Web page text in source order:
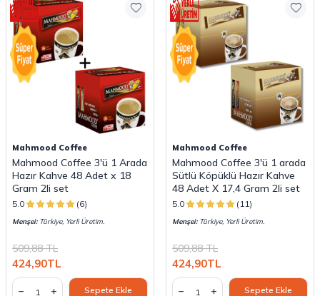
Mahmood Coffee
Mahmood Coffee 3'ü 1 Arada
Hazır Kahve 48 Adet x 18
Gram 2li set
5.0 (6)
Menşei:Türkiye, Yerli Üretim.
509,88TL
424,90TL
Sepete Ekle
Mahmood Coffee
Mahmood Coffee 3'ü 1 arada
Sütlü Köpüklü Hazır Kahve
48 Adet X 17,4 Gram 2li set
5.0 (11)
Menşei:Türkiye, Yerli Üretim.
509,88TL
424,90TL
Sepete Ekle